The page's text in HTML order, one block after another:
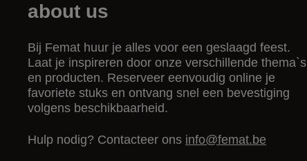
about us
Bij Femat huur je alles voor een geslaagd feest.
Laat je inspireren door onze verschillende thema`s
en producten. Reserveer eenvoudig online je
favoriete stuks en ontvang snel een bevestiging
volgens beschikbaarheid.
Hulp nodig? Contacteer ons info@femat.be